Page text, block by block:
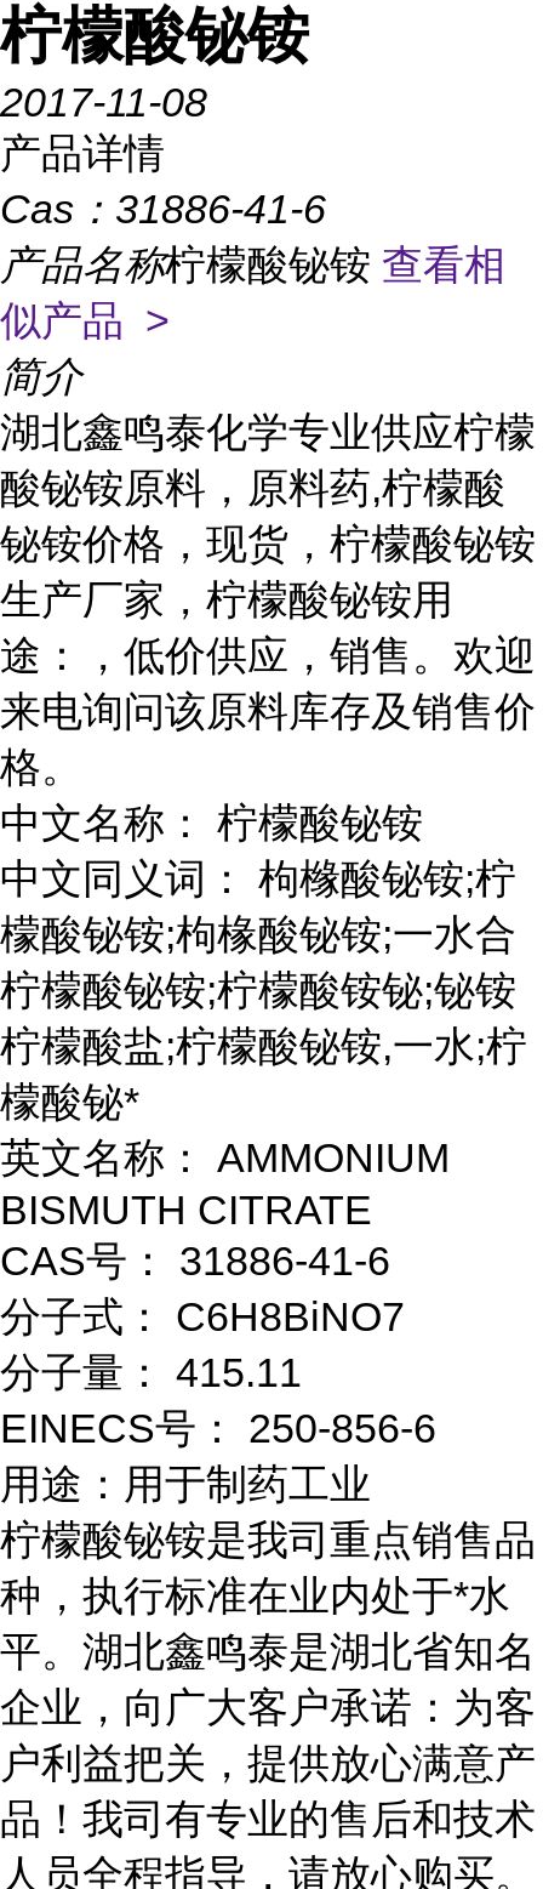
柠檬酸铋铵
2017-11-08
产品详情
Cas： 31886-41-6
产品名称柠檬酸铋铵 查看相
似产品 >
简介
湖北鑫鸣泰化学专业供应柠檬
酸铋铵原料，原料药,柠檬酸
铋铵价格，现货，柠檬酸铋铵
生产厂家，柠檬酸铋铵用
途：，低价供应，销售。欢迎
来电询问该原料库存及销售价
格。
中文名称： 柠檬酸铋铵
中文同义词： 枸橼酸铋铵;柠
檬酸铋铵;枸椽酸铋铵;一水合
柠檬酸铋铵;柠檬酸铵铋;铋铵
柠檬酸盐;柠檬酸铋铵,一水;柠
檬酸铋*
英文名称： AMMONIUM
BISMUTH CITRATE
CAS号： 31886-41-6
分子式： C6H8BiNO7
分子量： 415.11
EINECS号： 250-856-6
用途：用于制药工业
柠檬酸铋铵是我司重点销售品
种，执行标准在业内处于*水
平。湖北鑫鸣泰是湖北省知名
企业，向广大客户承诺：为客
户利益把关，提供放心满意产
品！我司有专业的售后和技术
人员全程指导，请放心购买。